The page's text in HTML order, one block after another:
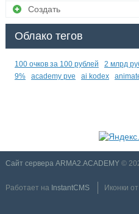
Создать
Облако тегов
100 очков за 100 рублей 2 млрд
9%
academy pve ai kodex
Сайт сервера ARMA2.ACADEMY©
Работает на InstantCMS Иконки от